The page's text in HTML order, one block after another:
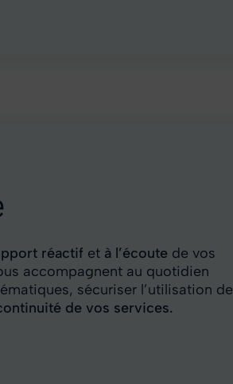
réactif età l’écoute de vos
accompagnent au quotidien
sécuriser l’utilisation de
de vos services.